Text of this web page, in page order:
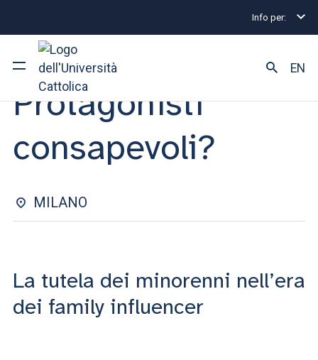
Info per:
Ateneo
Corsi di studio
Ricerca
Facoltà e campus
SEI UNO STUDENTE ISCRITTO?
ACCEDI ALLA MAIL ICATT
EN
Eventi Milano 2025 Protagonisti consapevoli?
EVENTO | 05 NOVEMBRE 2025
Protagonisti
consapevoli?
MILANO
La tutela dei minorenni nell’era
dei family influencer